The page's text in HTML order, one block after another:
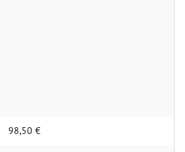
98,50 €